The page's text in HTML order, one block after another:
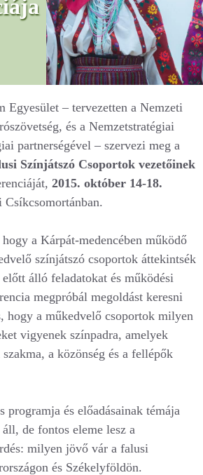
Egyesület – tervezetten a Nemzeti
és a Nemzetstratégiai
partnerségével – szervezi meg a
Színjátszó Csoportok vezetőinek
2015. október 14-18.
a Kárpát-medencében működő
színjátszó csoportok áttekintsék
álló feladatokat és működési
megpróbál megoldást keresni
hogy a műkedvelő csoportok milyen
vigyenek színpadra, amelyek
a közönség és a fellépők
programja és előadásainak témája
de fontos eleme lesz a
milyen jövő vár a falusi
és Székelyföldön.